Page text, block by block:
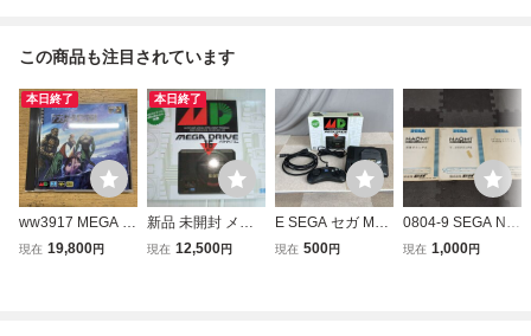
この商品も注目されています
本日終了
ww3917 MEGA C
D アフターハルマ
現在 19,800円
本日終了
新品 未開封 メガ
ドライブ ミニ ME
現在 12,500円
E SEGA セガ ME
GA DRIVE MINI メ
現在 500円
0804-9 SEGA NA
OMI 取扱説明書 /
現在 1,000円